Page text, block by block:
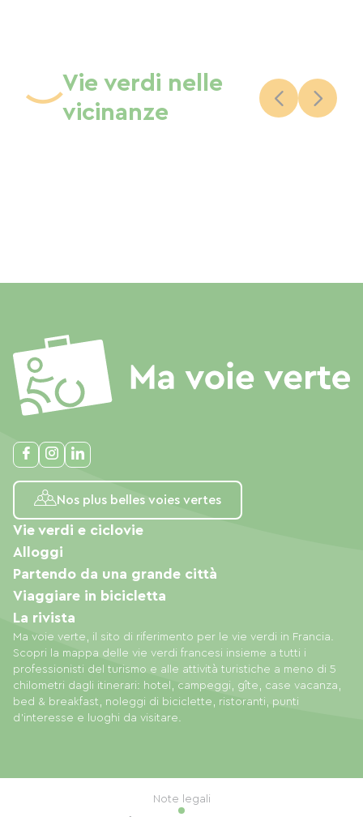
Vie verdi nelle
vicinanze
Nos plus belles voies vertes
Ma voie verte, il sito di riferimento per le vie verdi in Francia.
Scopri la mappa delle vie verdi francesi insieme a tutti i
professionisti del turismo e alle attività turistiche a meno di 5
chilometri dagli itinerari: hotel, campeggi, gîte, case vacanza,
bed & breakfast, noleggi di biciclette, ristoranti, punti
d'interesse e luoghi da visitare.
Vie verdi e ciclovie
Alloggi
Partendo da una grande città
Viaggiare in bicicletta
La rivista
Note legali